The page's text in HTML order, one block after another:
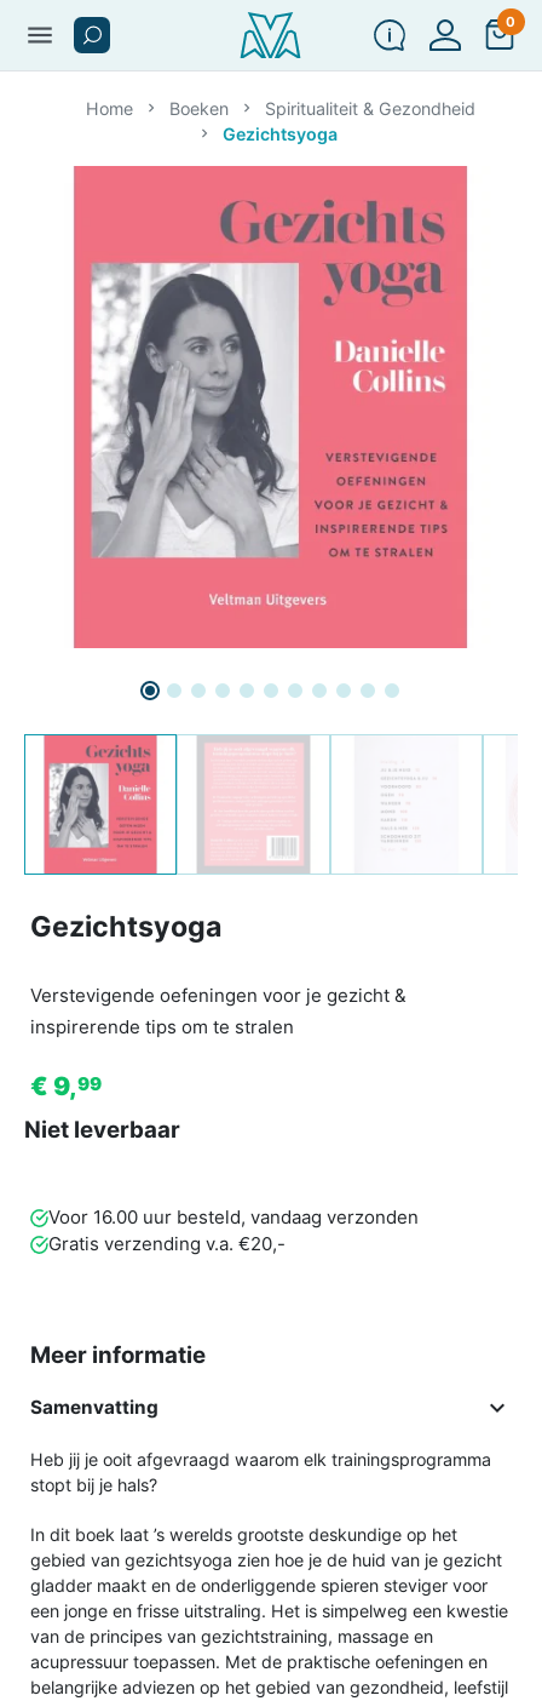
menu 0
Home Boeken
Spiritualiteit & Gezondheid
Gezichtsyoga
Gezichtsyoga
Verstevigende oefeningen voor je gezicht &
inspirerende tips om te stralen
€ 9,99
Niet leverbaar
Voor 16.00 uur besteld, vandaag verzonden
Gratis verzending v.a. €20,-
Meer informatie
Samenvatting 
Heb jij je ooit afgevraagd waarom elk trainingsprogramma
stopt bij je hals?
In dit boek laat ’s werelds grootste deskundige op het
gebied van gezichtsyoga zien hoe je de huid van je gezicht
gladder maakt en de onderliggende spieren steviger voor
een jonge en frisse uitstraling. Het is simpelweg een kwestie
van de principes van gezichtstraining, massage en
acupressuur toepassen. Met de praktische oefeningen en
belangrijke adviezen op het gebied van gezondheid, leefstijl